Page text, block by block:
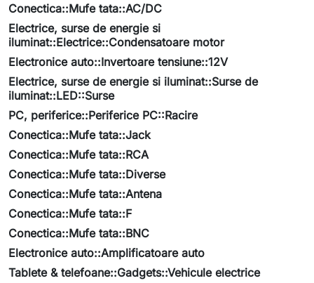
Conectica::Mufe tata::AC/DC
Electrice, surse de energie si
iluminat::Electrice::Condensatoare motor
Electronice auto::Invertoare tensiune::12V
Electrice, surse de energie si iluminat::Surse de
iluminat::LED::Surse
PC, periferice::Periferice PC::Racire
Conectica::Mufe tata::Jack
Conectica::Mufe tata::RCA
Conectica::Mufe tata::Diverse
Conectica::Mufe tata::Antena
Conectica::Mufe tata::F
Conectica::Mufe tata::BNC
Electronice auto::Amplificatoare auto
Tablete & telefoane::Gadgets::Vehicule electrice